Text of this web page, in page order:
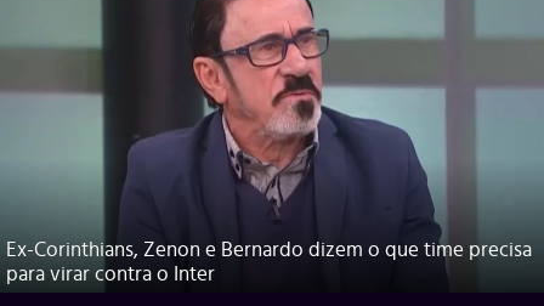
Ex-Corinthians, Zenon e Bernardo dizem o que time precisa
para virar contra o Inter